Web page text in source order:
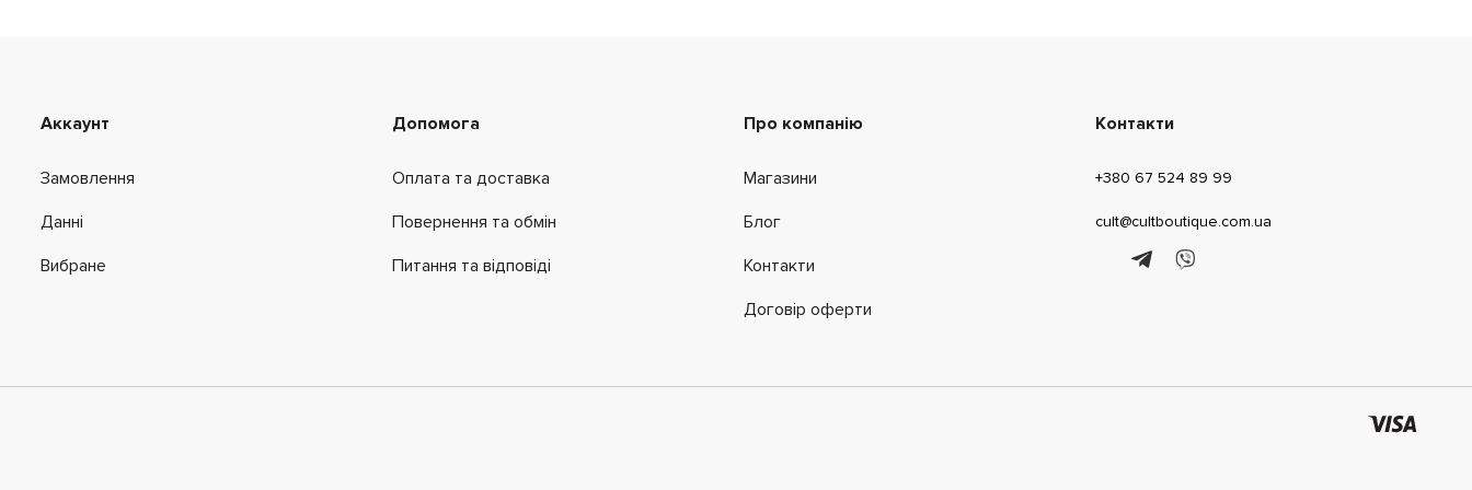
Аккаунт
Замовлення
Данні
Вибране
Допомога
Оплата та доставка
Повернення та обмін
Питання та відповіді
Про компанію
Магазини
Блог
Контакти
Договір оферти
Контакти
+380 67 524 89 99
cult@cultboutique.com.ua